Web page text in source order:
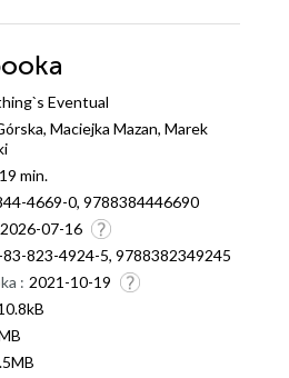
Eventual
Maciejka Mazan, Marek
min.
4669-0, 9788384446690
2026-07-16
823-4924-5, 9788382349245
: 2021-10-19